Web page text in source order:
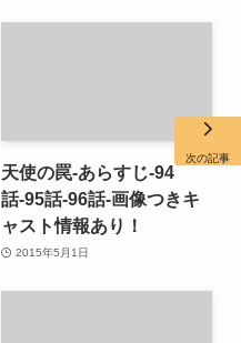
天使の罠-あらすじ-94
話-95話-96話-画像つきキ
ャスト情報あり！
2015年5月1日
次の記事